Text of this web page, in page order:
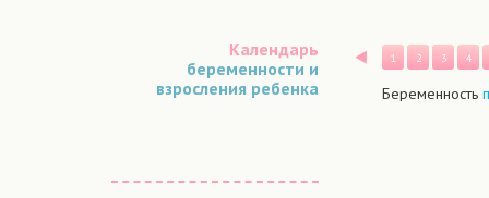
Календарь
беременности и
взросления ребенка
Назад
1 2 3 4
Беременность